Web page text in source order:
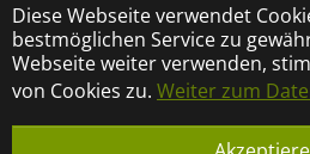
Diese Webseite verwendet
bestmöglichen Service zu
Webseite weiter verwenden,
von Cookies zu. Weiter zum
KONTAKT ÜBER MERCURIO